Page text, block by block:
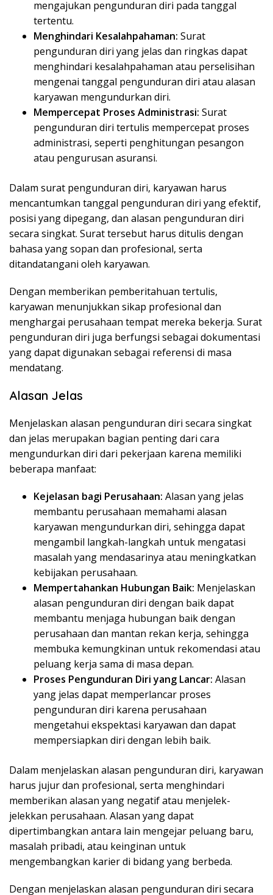
mengajukan pengunduran diri pada tanggal
tertentu.
Menghindari Kesalahpahaman: Surat
pengunduran diri yang jelas dan ringkas dapat
menghindari kesalahpahaman atau perselisihan
mengenai tanggal pengunduran diri atau alasan
karyawan mengundurkan diri.
Mempercepat Proses Administrasi: Surat
pengunduran diri tertulis mempercepat proses
administrasi, seperti penghitungan pesangon
atau pengurusan asuransi.
Dalam surat pengunduran diri, karyawan harus
mencantumkan tanggal pengunduran diri yang efektif,
posisi yang dipegang, dan alasan pengunduran diri
secara singkat. Surat tersebut harus ditulis dengan
bahasa yang sopan dan profesional, serta
ditandatangani oleh karyawan.
Dengan memberikan pemberitahuan tertulis,
karyawan menunjukkan sikap profesional dan
menghargai perusahaan tempat mereka bekerja. Surat
pengunduran diri juga berfungsi sebagai dokumentasi
yang dapat digunakan sebagai referensi di masa
mendatang.
Alasan Jelas
Menjelaskan alasan pengunduran diri secara singkat
dan jelas merupakan bagian penting dari cara
mengundurkan diri dari pekerjaan karena memiliki
beberapa manfaat:
Kejelasan bagi Perusahaan: Alasan yang jelas
membantu perusahaan memahami alasan
karyawan mengundurkan diri, sehingga dapat
mengambil langkah-langkah untuk mengatasi
masalah yang mendasarinya atau meningkatkan
kebijakan perusahaan.
Mempertahankan Hubungan Baik: Menjelaskan
alasan pengunduran diri dengan baik dapat
membantu menjaga hubungan baik dengan
perusahaan dan mantan rekan kerja, sehingga
membuka kemungkinan untuk rekomendasi atau
peluang kerja sama di masa depan.
Proses Pengunduran Diri yang Lancar: Alasan
yang jelas dapat memperlancar proses
pengunduran diri karena perusahaan
mengetahui ekspektasi karyawan dan dapat
mempersiapkan diri dengan lebih baik.
Dalam menjelaskan alasan pengunduran diri, karyawan
harus jujur dan profesional, serta menghindari
memberikan alasan yang negatif atau menjelek-
jelekkan perusahaan. Alasan yang dapat
dipertimbangkan antara lain mengejar peluang baru,
masalah pribadi, atau keinginan untuk
mengembangkan karier di bidang yang berbeda.
Dengan menjelaskan alasan pengunduran diri secara